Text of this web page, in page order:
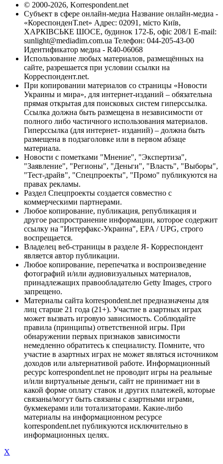
© 2000-2026, Korrespondent.net
Субъект в сфере онлайн-медиа Название онлайн-медиа -
«КореспонденТ.net» Адрес: 02091, місто Київ,
ХАРКІВСЬКЕ ШОСЕ, будинок 172-Б, офіс 208/1 E-mail:
sunlight@mediadim.com.ua Телефон: 044-205-43-00
Идентификатор медиа - R40-06068
Использование любых материалов, размещённых на
сайте, разрешается при условии ссылки на
Корреспондент.net.
При копировании материалов со страницы «Новости
Украины и мира», для интернет-изданий – обязательна
прямая открытая для поисковых систем гиперссылка.
Ссылка должна быть размещена в независимости от
полного либо частичного использования материалов.
Гиперссылка (для интернет- изданий) – должна быть
размещена в подзаголовке или в первом абзаце
материала.
Новости с пометками "Мнение", "Экспертиза",
"Заявление", "Регионы", "Деньги", "Власть", "Выборы",
"Тест-драйв", "Спецпроекты", "Промо" публикуются на
правах рекламы.
Раздел Спецпроекты создается совместно с
коммерческими партнерами.
Любое копирование, публикация, републикация и
другое распространение информации, которое содержит
ссылку на "Интерфакс-Украина", EPA / UPG, строго
воспрещается.
Владелец веб-страницы в разделе Я- Корреспондент
является автор публикации.
Любое копирование, перепечатка и воспроизведение
фотографий и/или аудиовизуальных материалов,
принадлежащих правообладателю Getty Images, строго
запрещено.
Материалы сайта korrespondent.net предназначены для
лиц старше 21 года (21+). Участие в азартных играх
может вызвать игровую зависимость. Соблюдайте
правила (принципы) ответственной игры. При
обнаружении первых признаков зависимости
немедленно обратитесь к специалисту. Помните, что
участие в азартных играх не может являться источником
доходов или альтернативой работе. Информационный
ресурс korrespondent.net не проводит игры на реальные
и/или виртуальные деньги, сайт не принимает ни в
какой форме оплату ставок и других платежей, которые
связаны/могут быть связаны с азартными играми,
букмекерами или тотализаторами. Какие-либо
материалы на информационном ресурсе
korrespondent.net публикуются исключительно в
информационных целях.
X